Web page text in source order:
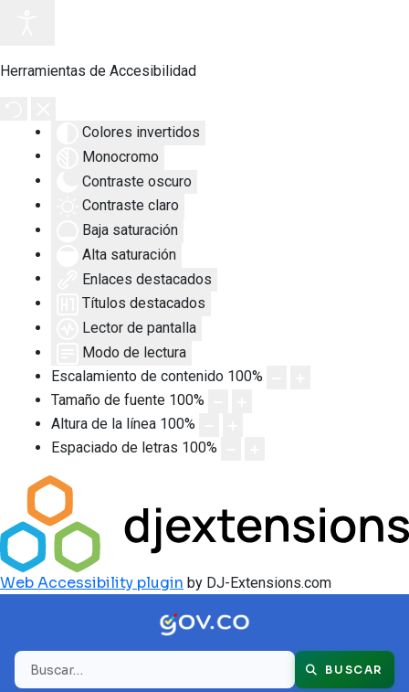
Herramientas de Accesibilidad
Colores invertidos
Monocromo
Contraste oscuro
Contraste claro
Baja saturación
Alta saturación
Enlaces destacados
Títulos destacados
Lector de pantalla
Modo de lectura
Escalamiento de contenido 100%
Tamaño de fuente 100%
Altura de la línea 100%
Espaciado de letras 100%
Web Accessibility plugin by DJ-Extensions.com
Buscar BUSCAR